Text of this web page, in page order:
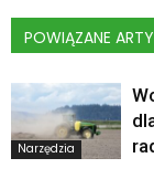
POWIĄZANE
Narzędzia